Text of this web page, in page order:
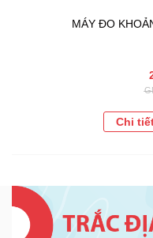
MÁY ĐO
Chi